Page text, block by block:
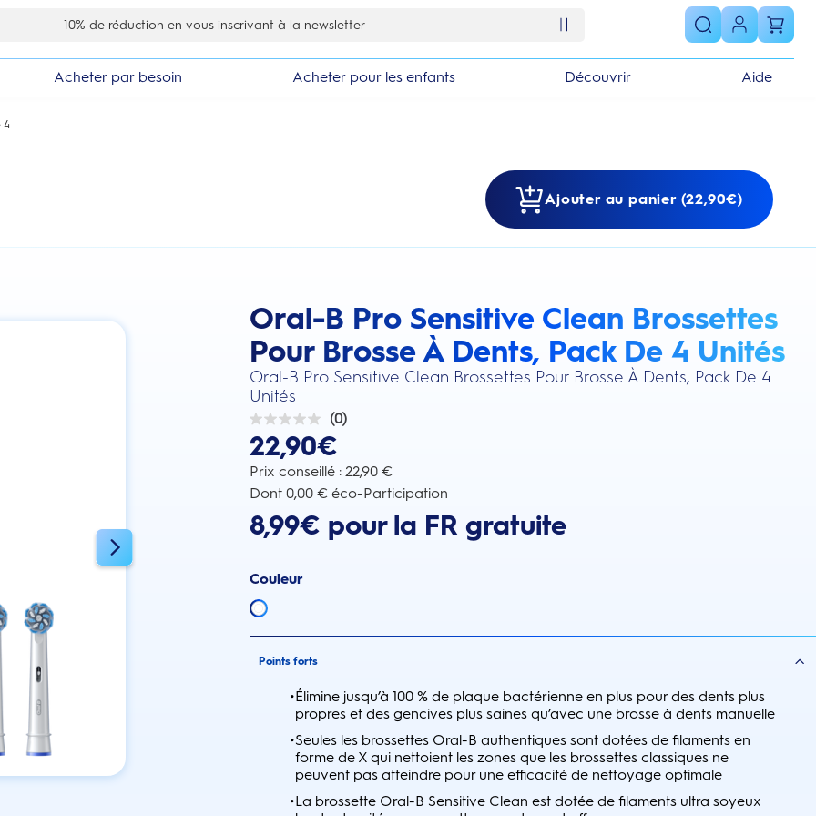
10% de réduction en vous inscrivant à la newsletter
Acheter par besoin Acheter pour les enfants Découvrir Aide
4
Ajouter au panier (22,90€)
Oral-B Pro Sensitive Clean Brossettes
Pour Brosse À Dents, Pack De 4 Unités
Oral-B Pro Sensitive Clean Brossettes Pour Brosse À Dents, Pack De 4
Unités
this action will scroll you to the reviews section
(0)
0.0
sur
5
étoiles.
22,90€
Prix conseillé : 22,90 €
Dont 0,00 € éco-Participation
8,99€ pour la FR gratuite
Couleur
Points forts
•Élimine jusqu’à 100 % de plaque bactérienne en plus pour des dents plus
propres et des gencives plus saines qu’avec une brosse à dents manuelle
•Seules les brossettes Oral-B authentiques sont dotées de filaments en
forme de X qui nettoient les zones que les brossettes classiques ne
peuvent pas atteindre pour une efficacité de nettoyage optimale
•La brossette Oral-B Sensitive Clean est dotée de filaments ultra soyeux